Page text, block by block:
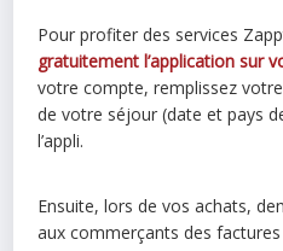
Pour profiter des services
gratuitement l’application sur
votre compte, remplissez
de votre séjour (date et pays
l’appli.
Ensuite, lors de vos achats,
aux commerçants des